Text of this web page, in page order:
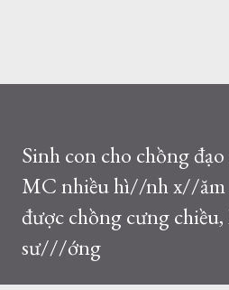
Sinh con cho chồng
MC nhiều hì//nh x//
được chồng cưng
sư///ớng